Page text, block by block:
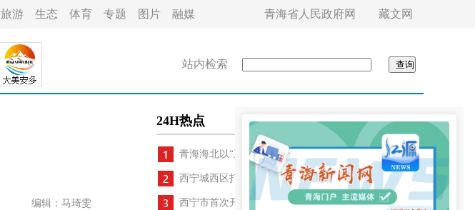
旅游 生态 体育 专题 图片 融媒 青海省人民政府网 藏文网
站内检索
编辑：马琦雯
24H热点
青海海北以“三强化” 保证财政资源向民生领域...
西宁城西区打造多元青年社交空间
西宁市首次开展“组团式”赴外引才活动